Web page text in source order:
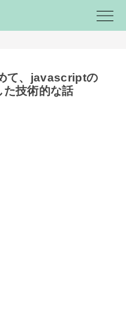
て、javascriptの
技術的な話